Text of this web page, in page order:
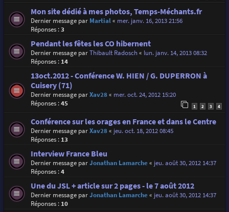
Mon site dédié à mes photos, Temps-Méchants.fr
Dernier message par Martial« mer. janv. 16, 2013 21:56
Réponses :3
Pendant les fêtes les CO hibernent
Dernier message parThibault Radosch« lun. janv. 14, 2013 08:32
Réponses : 14
13oct.2012 - Conférence W. HIEN / G. DUPERRON à
Cuisery (71)
Dernier message parXav28« mer. oct. 24, 2012 15:20
Réponses :45 1 2 3 4
Conférence sur les orages en France et dans le Centre
Dernier message parXav28« jeu. oct. 18, 2012 08:45
Réponses : 13
Interview France Bleu
Dernier message parJonathan Lamarche« jeu. août 30, 2012 14:37
Réponses :4
Une du JSL + article sur 2 pages - le 7 août 2012
Dernier message parJonathan Lamarche« jeu. août 30, 2012 14:37
Réponses : 10